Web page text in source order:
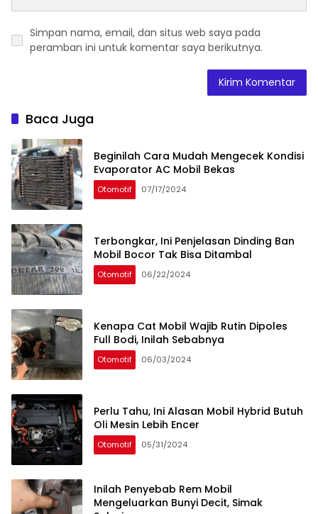
Simpan nama, email, dan situs web saya pada
peramban ini untuk komentar saya berikutnya.
Baca Juga
Beginilah Cara Mudah Mengecek Kondisi
Evaporator AC Mobil Bekas
Otomotif 07/17/2024
Terbongkar, Ini Penjelasan Dinding Ban
Mobil Bocor Tak Bisa Ditambal
Otomotif 06/22/2024
Kenapa Cat Mobil Wajib Rutin Dipoles
Full Bodi, Inilah Sebabnya
Otomotif 06/03/2024
Perlu Tahu, Ini Alasan Mobil Hybrid Butuh
Oli Mesin Lebih Encer
Otomotif 05/31/2024
Inilah Penyebab Rem Mobil
Mengeluarkan Bunyi Decit, Simak